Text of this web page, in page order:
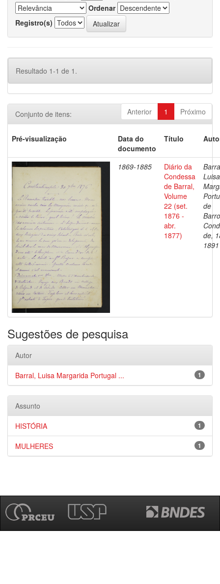
Ordenar
Registro(s)
Resultado 1-1 de 1.
Anterior 1 Próximo
Conjunto de itens:
Pré-visualização
Data do
documento
Título
1869-1885
Diário da
Condessa
de Barral,
Volume
22 (set.
1876 -
abr.
1877)
Luisa
de
de,
1891
Sugestões de pesquisa
Autor
1
Barral, Luisa Margarida Portugal ...
Assunto
1
HISTÓRIA
1
MULHERES